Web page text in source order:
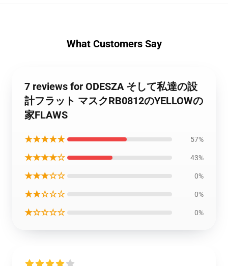
What Customers Say
7 reviews for ODESZA そして私達の設
計フラット マスクRB0812のYELLOWの
家FLAWS
★★★★★ 57%
★★★★☆ 43%
★★★☆☆ 0%
★★☆☆☆ 0%
★☆☆☆☆ 0%